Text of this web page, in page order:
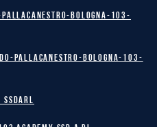
Bologna-103-
Pallacanestro-Bologna-103-